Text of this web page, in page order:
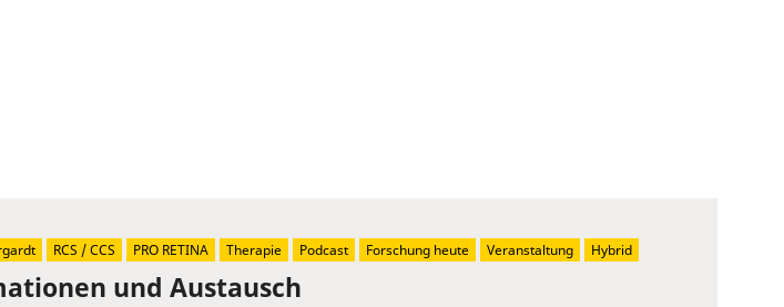
und Austausch
RCS / CCS PRO RETINA Therapie Podcast Forschung heute Veranstaltung Hybrid